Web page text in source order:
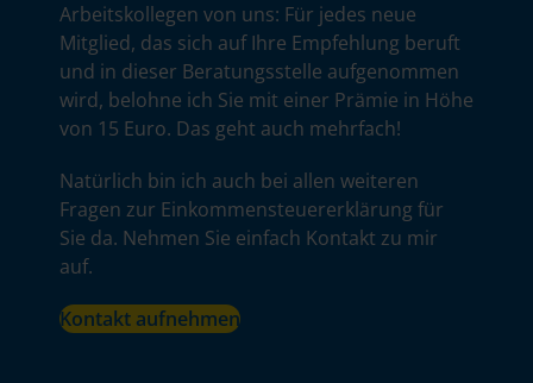
Arbeitskollegen von uns: Für jedes neue
Mitglied, das sich auf Ihre Empfehlung beruft
und in dieser Beratungsstelle aufgenommen
wird, belohne ich Sie mit einer Prämie in Höhe
von 15 Euro. Das geht auch mehrfach!
Natürlich bin ich auch bei allen weiteren
Fragen zur Einkommensteuererklärung für
Sie da. Nehmen Sie einfach Kontakt zu mir
auf.
Kontakt aufnehmen